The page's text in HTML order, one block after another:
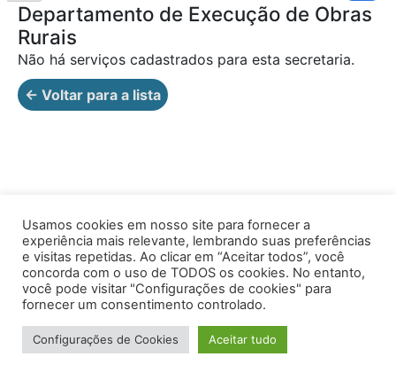
Departamento de Execução de Obras
Rurais
Não há serviços cadastrados para esta secretaria.
← Voltar para a lista
Av. Prof. Armando Alves da Silva, nº 1950 - Zacarias,
Caratinga - MG - 35302-403 / Tel: (33) 3329 8000
Desenvolvido por VersaTec
Usamos cookies em nosso site para fornecer a
experiência mais relevante, lembrando suas preferências
e visitas repetidas. Ao clicar em “Aceitar todos”, você
concorda com o uso de TODOS os cookies. No entanto,
você pode visitar "Configurações de cookies" para
fornecer um consentimento controlado.
Configurações de Cookies Aceitar tudo